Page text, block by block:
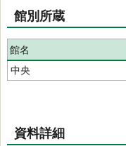
館別所蔵
館名
中央
資料詳細